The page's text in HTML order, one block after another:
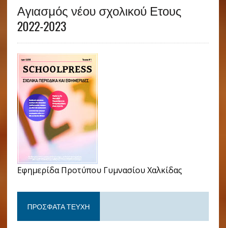
Αγιασμός νέου σχολικού Ετους
2022-2023
Εφημερίδα Προτύπου Γυμνασίου Χαλκίδας
ΠΡΌΣΦΑΤΑ ΤΕΎΧΗ